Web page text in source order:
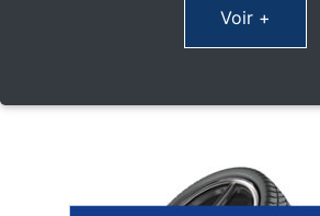
Voir +